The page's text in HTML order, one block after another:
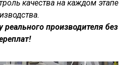
качества на каждом этапе
реального производителя без